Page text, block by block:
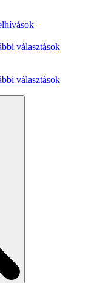
választások
választások